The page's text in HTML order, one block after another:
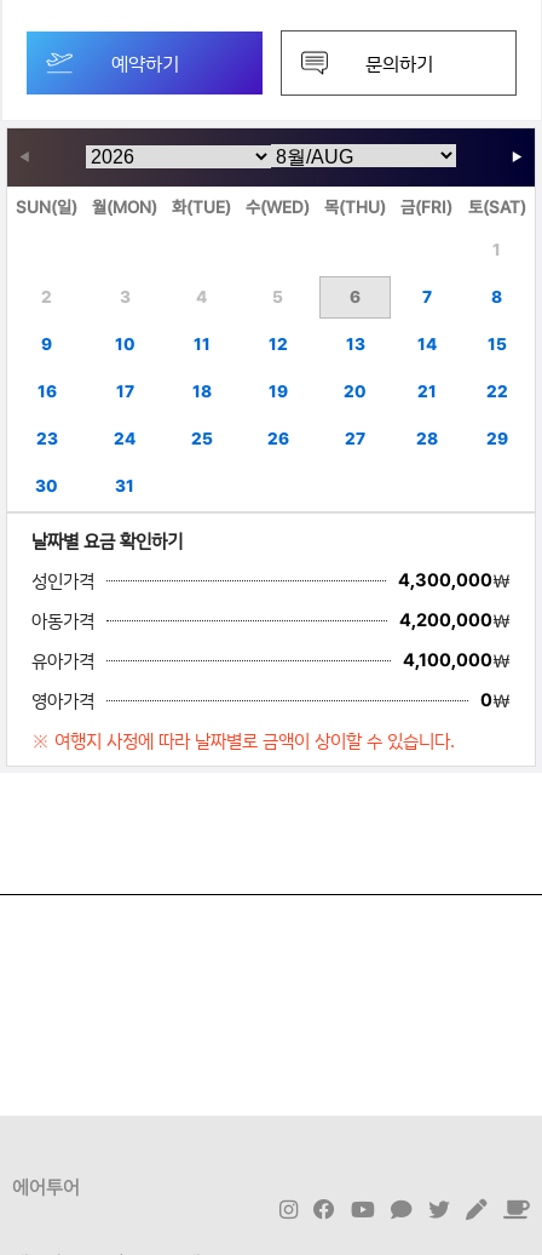
예약하기 문의하기
◀ ▶
SUN(일) 월(MON) 화(TUE) 수(WED) 목(THU) 금(FRI) 토(SAT)
1
2 3 4 5 6 7 8
9 10 11 12 13 14 15
16 17 18 19 20 21 22
23 24 25 26 27 28 29
30 31
날짜별 요금 확인하기
성인가격
4,300,000￦
아동가격
4,200,000￦
유아가격
4,100,000￦
영아가격
0￦
※ 여행지 사정에 따라 날짜별로 금액이 상이할 수 있습니다.
에어투어